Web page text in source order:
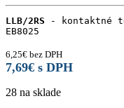
LLB/2RS - kontaktné
EB8025
6,25€ bez DPH
7,69€ s DPH
28 na sklade